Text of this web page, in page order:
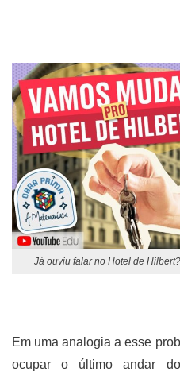
Já ouviu falar no Hotel de
Em uma analogia a esse
ocupar o último andar